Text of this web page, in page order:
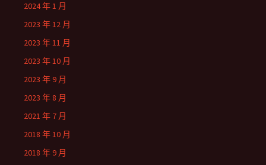
2024 年 1 月
2023 年 12 月
2023 年 11 月
2023 年 10 月
2023 年 9 月
2023 年 8 月
2021 年 7 月
2018 年 10 月
2018 年 9 月